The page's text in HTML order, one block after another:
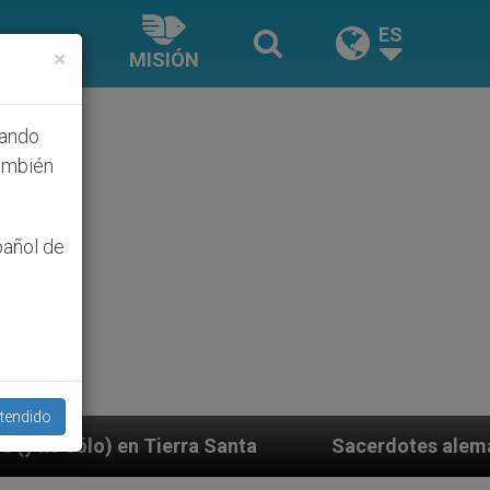
MISIÓN
ES
Sacerdotes alemanes fieles al Papa
×
de